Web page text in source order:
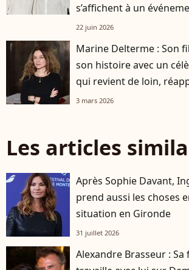
s’affichent à un
Paris
22 juin 2026
Marine Delterme : Son
son histoire avec un
qui revient de loin,
3 mars 2026
Les articles
Après Sophie Davant,
prend aussi les choses
situation en Gironde
31 juillet 2026
Alexandre Brasseur :